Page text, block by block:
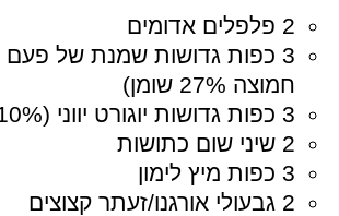
2 פלפלים אדומים
3 כפות גדושות שמנת של
חמוצה 27% שומן)
3 כפות גדושות יוגורט יווני (10% שומן)
2 שיני שום כתושות
3 כפות מיץ לימון
2 גבעולי אורגנו/זעתר קצוצים